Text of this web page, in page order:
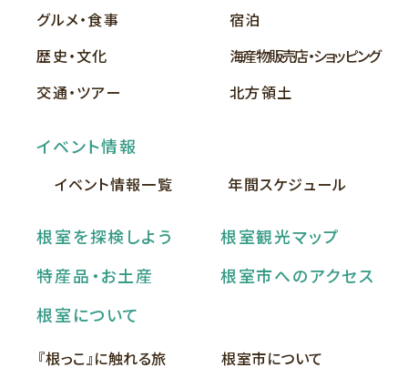
グルメ・食事
宿泊
歴史・文化
海産物販売店・ショッピング
交通・ツアー
北方領土
イベント情報
イベント情報一覧 年間スケジュール
根室を探検しよう
根室観光マップ
特産品・お土産
根室市へのアクセス
根室について
『根っこ』に触れる旅
根室市について